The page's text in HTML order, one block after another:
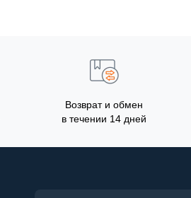
Возврат и обмен
в течении 14 дней